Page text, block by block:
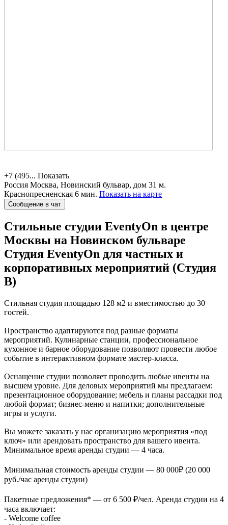
+7 (495... Показать
Россия Москва, Новинский бульвар, дом 31 м.
Краснопресненская 6 мин. Показать на карте
Сообщение в чат
Стильные студии EventyOn в центре
Москвы на Новинском бульваре
Студия EventyOn для частных и
корпоративных мероприятий (Студия
B)
Стильная студия площадью 128 м2 и вместимостью до 30
гостей.
Пространство адаптируются под разные форматы
мероприятий. Кулинарные станции, профессиональное
кухонное и барное оборудование позволяют провести любое
событие в интерактивном формате мастер-класса.
Оснащение студии позволяет проводить любые ивенты на
высшем уровне. Для деловых мероприятий мы предлагаем:
презентационное оборудование; мебель и планы рассадки под
любой формат; бизнес-меню и напитки; дополнительные
игры и услуги.
Вы можете заказать у нас организацию мероприятия «под
ключ» или арендовать пространство для вашего ивента.
Минимальное время аренды студии — 4 часа.
Минимальная стоимость аренды студии — 80 000₽ (20 000
руб./час аренды студии)
Пакетные предложения* — от 6 500 ₽/чел. Аренда студии на 4
часа включает:
- Welcome coffee